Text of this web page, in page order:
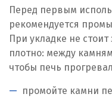
Перед первым
рекомендуется
При укладке не
плотно: между
чтобы печь
промойте камни